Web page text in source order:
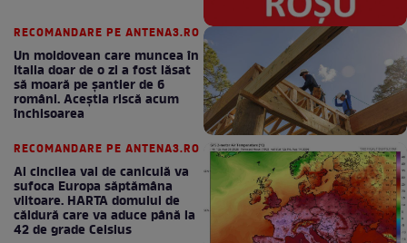
RECOMANDARE PE ANTENA3.RO
Un moldovean care muncea în
Italia doar de o zi a fost lăsat
să moară pe şantier de 6
români. Aceștia riscă acum
închisoarea
RECOMANDARE PE ANTENA3.RO
Al cincilea val de caniculă va
sufoca Europa săptămâna
viitoare. HARTA domului de
căldură care va aduce până la
42 de grade Celsius